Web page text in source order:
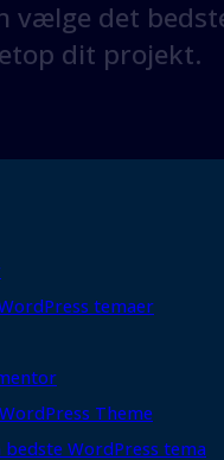
vælge det
dit projekt.
temaer
Theme
WordPress tema